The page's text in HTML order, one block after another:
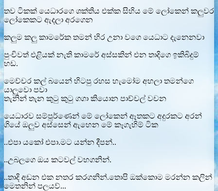
තව ටිකක් යෙධාරගෙ ශක්තිය එක්ක සිහිය මේ ලෝකෙන් කලුවර
ලෝකෙකට ඇදලා අරගෙන
කලුම කලු කාමරේක තමන් හිර උනා වගෙ යෙධාට දැනෙනවා
පුංචිවත් එළියක් නැති කාමරේ අස්සකින් එන තාදිගෙ ඉකිබිදුම්
හඩ.
මෙච්චර කල් බයෙන් හිටපු රහස හැමෝම අහලා තමන්ගෙ
යාලුවො පවා
තැනින් තැන කුටු කුටු ගගා කියොන පාච්චල් වචන
යෙධාරව සම්පූර්ණෙන් මේ ලෝකෙන් ඈතකට අදුරකට අරන්
ගියේ ඔලුව අස්සෙන් ඇහෙන මේ කෑගැහිම් ටික
..එපා යකෝ එපා.මට යන්න දීපන්..
..උබලගෙ ඔය කටවල් වහගනින්.
..තාදි අඩන එක නතර කරගනින්.තොපි ඔක්කොම මරන්න කලින්
මෙතනින් පලයව්...